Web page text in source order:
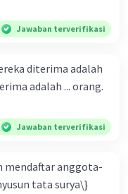
Jawaban terverifikasi
diterima adalah
adalah ... orang.
Jawaban terverifikasi
mendaftar anggota-
tata surya\}